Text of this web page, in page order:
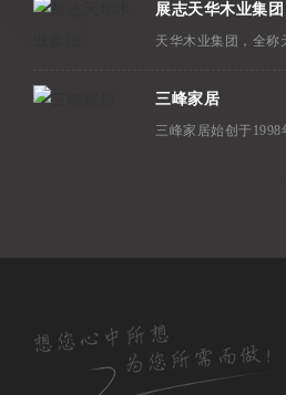
展志天华木业集团
三峰家居